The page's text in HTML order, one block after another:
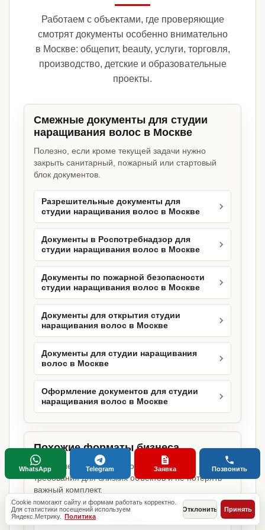
Работаем с объектами, где проверяющие
смотрят документы особенно внимательно
в Москве: общепит, beauty, услуги, торговля,
производство, детские и образовательные
проекты.
Смежные документы для студии
наращивания волос в Москве
Полезно, если кроме текущей задачи нужно
закрыть санитарный, пожарный или стартовый
блок документов.
Разрешительные документы для
студии наращивания волос в Москве
Документы в Роспотребнадзор для
студии наращивания волос в Москве
Документы по пожарной безопасности
студии наращивания волос в Москве
Документы для открытия студии
наращивания волос в Москве
Документы для студии наращивания
волос в Москве
Оформление документов для студии
наращивания волос в Москве
Похожие форматы бизнеса
Соседние страницы помогают сравнить
требования для близких объектов и не потерять
важный комплект.
Салон красоты в Москве
Cookie помогают сайту и формам работать корректно.
Для статистики посещений используем
Яндекс.Метрику. Политика
Отклонить Принять
WhatsApp Telegram Заявка Позвонить